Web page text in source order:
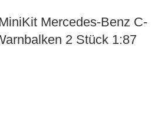
Mercedes-Benz C-
2 Stück 1:87